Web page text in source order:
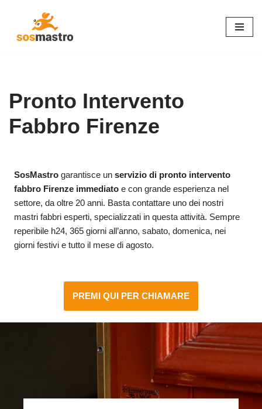
Pronto Intervento
Fabbro Firenze
SosMastro garantisce unservizio di pronto intervento
fabbro Firenze immediato e con grande esperienza nel
settore, da oltre 20 anni. Basta contattare uno dei nostri
mastri fabbri esperti, specializzati in questa attività. Sempre
reperibile h24, 365 giorni all’anno, sabato, domenica, nei
giorni festivi e tutto il mese di agosto.
PREMI QUI PER CHIAMARE